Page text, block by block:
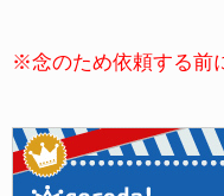
※念のため依頼する前